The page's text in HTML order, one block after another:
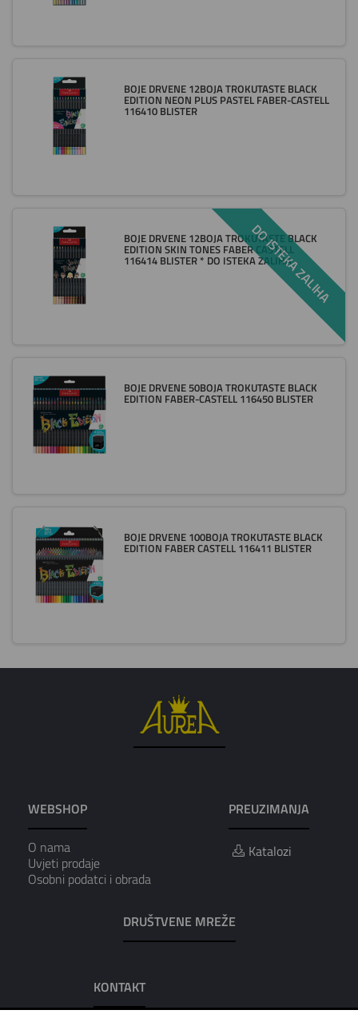
BOJE DRVENE 12BOJA TROKUTASTE BLACK
EDITION NEON PLUS PASTEL FABER-CASTELL
116410 BLISTER
DO ISTEKA ZALIHA
BOJE DRVENE 12BOJA TROKUTASTE BLACK
EDITION SKIN TONES FABER CASTELL
116414 BLISTER * DO ISTEKA ZALIHA
BOJE DRVENE 50BOJA TROKUTASTE BLACK
EDITION FABER-CASTELL 116450 BLISTER
BOJE DRVENE 100BOJA TROKUTASTE BLACK
EDITION FABER CASTELL 116411 BLISTER
WEBSHOP
O nama
Uvjeti prodaje
Osobni podatci i obrada
PREUZIMANJA
Katalozi
DRUŠTVENE MREŽE
KONTAKT